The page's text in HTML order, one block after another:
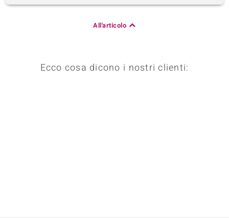
All'articolo
Ecco cosa dicono i nostri clienti: